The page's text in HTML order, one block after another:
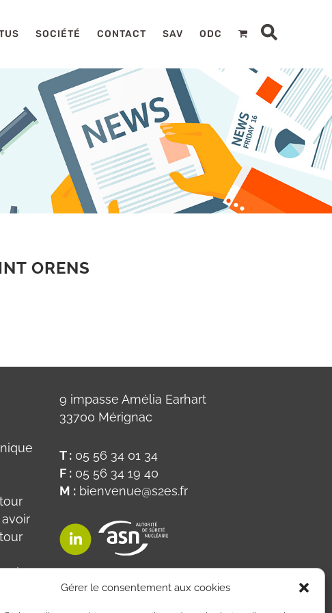
Gérer le consentement aux cookies
SOCIÉTÉ CONTACT SAV ODC
ORENS
9 impasse Amélia Earhart
33700 Mérignac
T : 05 56 34 01 34
F : 05 56 34 19 40
M :bienvenue@s2es.fr